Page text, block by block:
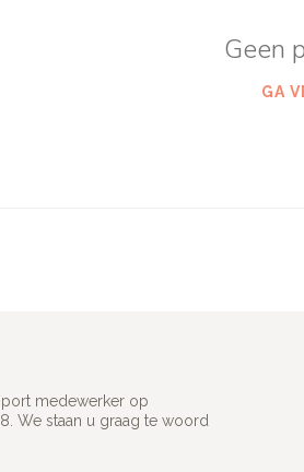
Geen
GA
medewerker op
We staan u graag te woord